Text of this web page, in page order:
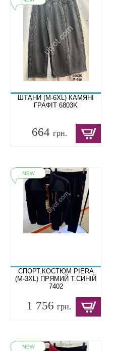
ШТАНИ (M-6XL) КАМЯНІ
ГРАФІТ 6803K
664 грн.
СПОРТ.КОСТЮМ PIERA
(M-3XL) ПРЯМИЙ Т.СИНІЙ
7402
1 756 грн.